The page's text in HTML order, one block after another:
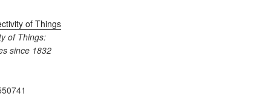
of Things:
since 1832